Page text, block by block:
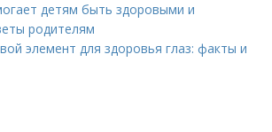
детям быть здоровыми и
родителям
элемент для здоровья глаз: факты и